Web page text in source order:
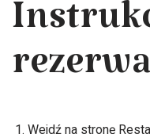
Wejdź na stronę